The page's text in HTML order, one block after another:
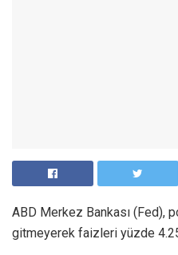
ABD Merkez Bankası (Fed),
gitmeyerek faizleri yüzde